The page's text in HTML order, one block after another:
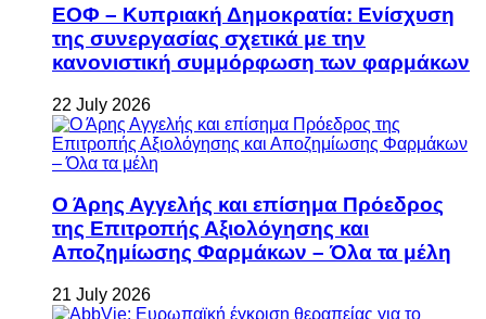
ΕΟΦ – Κυπριακή Δημοκρατία: Ενίσχυση
της συνεργασίας σχετικά με την
κανονιστική συμμόρφωση των φαρμάκων
22 July 2026
Ο Άρης Αγγελής και επίσημα Πρόεδρος
της Επιτροπής Αξιολόγησης και
Αποζημίωσης Φαρμάκων – Όλα τα μέλη
21 July 2026